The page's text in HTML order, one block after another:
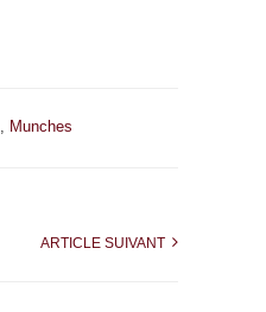
, Munches
ARTICLE SUIVANT